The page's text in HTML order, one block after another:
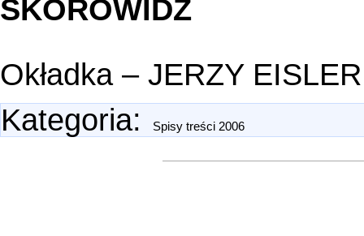
SKOROWIDZ
Okładka – JERZY
Kategoria: Spisy treści 2006